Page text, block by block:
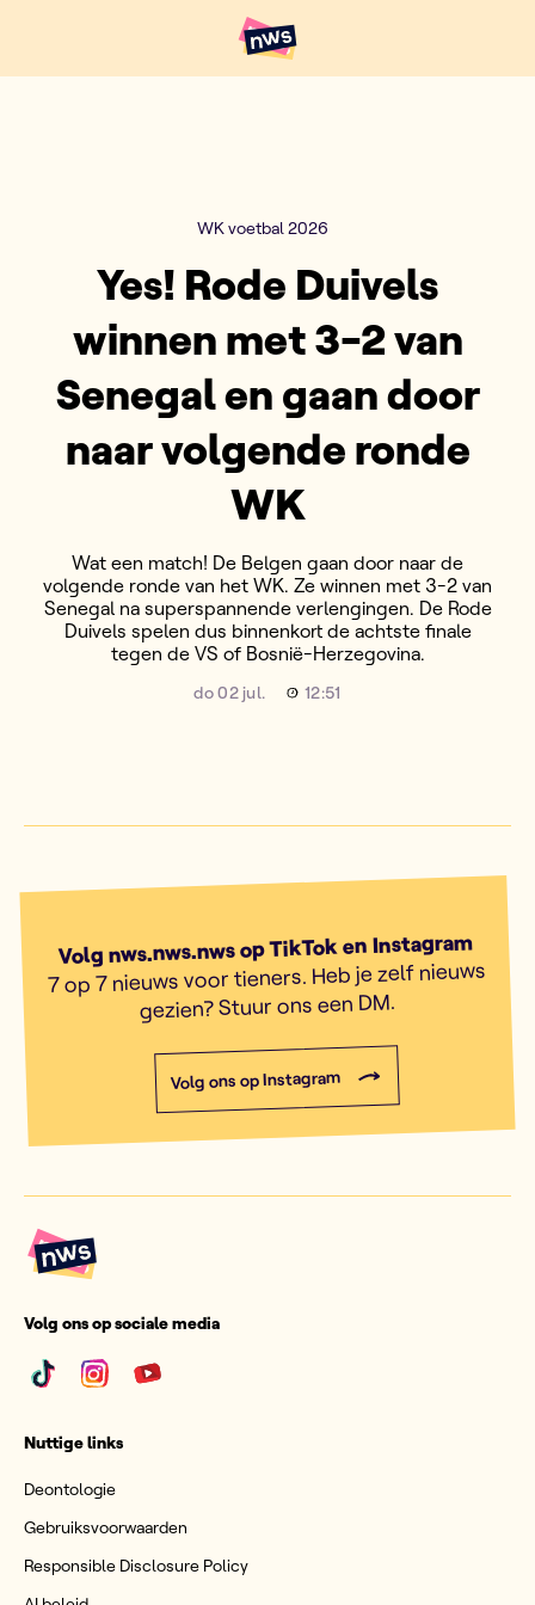
Hoofdpunten VRT NWS
WK voetbal 2026
Yes! Rode Duivels
winnen met 3-2 van
Senegal en gaan door
naar volgende ronde
WK
Wat een match! De Belgen gaan door naar de
volgende ronde van het WK. Ze winnen met 3-2 van
Senegal na superspannende verlengingen. De Rode
Duivels spelen dus binnenkort de achtste finale
tegen de VS of Bosnië-Herzegovina.
do 02 jul. 12:51
Volg nws.nws.nws op TikTok en Instagram
7 op 7 nieuws voor tieners. Heb je zelf nieuws
gezien? Stuur ons een DM.
Volg ons op Instagram
Volg ons op sociale media
Nuttige links
Deontologie
Gebruiksvoorwaarden
Responsible Disclosure Policy